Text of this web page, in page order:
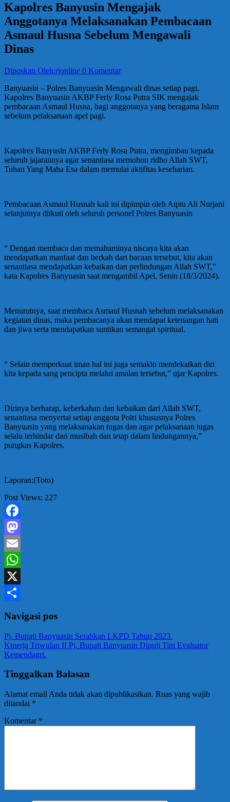
Kapolres Banyusin Mengajak
Anggotanya Melaksanakan Pembacaan
Asmaul Husna Sebelum Mengawali
Dinas
Diposkan Oleh:rjonline 0 Komentar
Banyuasin – Polres Banyuasin Mengawali dinas setiap pagi,
Kapolres Banyuasin AKBP Ferly Rosa Putra SIK mengajak
pembacaan Asmaul Husna, bagi anggotanya yang beragama Islam
sebelum pelaksanaan apel pagi.
Kapolres Banyusin AKBP Ferly Rosa Putra, mengimbau kepada
seluruh jajarannya agar senantiasa memohon ridho Allah SWT,
Tuhan Yang Maha Esa dalam memulai aktifitas keseharian.
Pembacaan Asmaul Husnah kali ini dipimpin oleh Aiptu Ali Nurjani
selanjutnya diikuti oleh seluruh personel Polres Banyuasin
“ Dengan membaca dan memahaminya niscaya kita akan
mendapatkan manfaat dan berkah dari bacaan tersebut, kita akan
senantiasa mendapatkan kebaikan dan perlindungan Allah SWT,”
kata Kapolres Banyuasin saat mengambil Apel, Senin (18/3/2024).
Menurutnya, saat membaca Asmaul Husnah sebelum melaksanakan
kegiatan dinas, maka pembacanya akan mendapat ketenangan hati
dan jiwa serta mendapatkan suntikan semangat spiritual.
“ Selain memperkuat iman hal ini juga semakin mendekatkan diri
kita kepada sang pencipta melalui amalan tersebut,” ujar Kapolres.
Dirinya berharap, keberkahan dan kebaikan dari Allah SWT,
senantiasa menyertai setiap anggota Polri khususnya Polres
Banyuasin yang melaksanakan tugas dan agar pelaksanaan tugas
selalu terhindar dari musibah dan tetap dalam lindungannya,”
pungkas Kapolres.
Laporan:(Toto)
Post Views: 227
Facebook
Mastodon
Email
WhatsApp
X
Navigasi pos
Pj. Bupati Banyuasin Serahkan LKPD Tahun 2023.
Kinerja Triwulan II Pj. Bupati Banyuasin Dipuji Tim Evaluator
Kemendagri.
Tinggalkan Balasan
Alamat email Anda tidak akan dipublikasikan. Ruas yang wajib
ditandai *
Komentar *